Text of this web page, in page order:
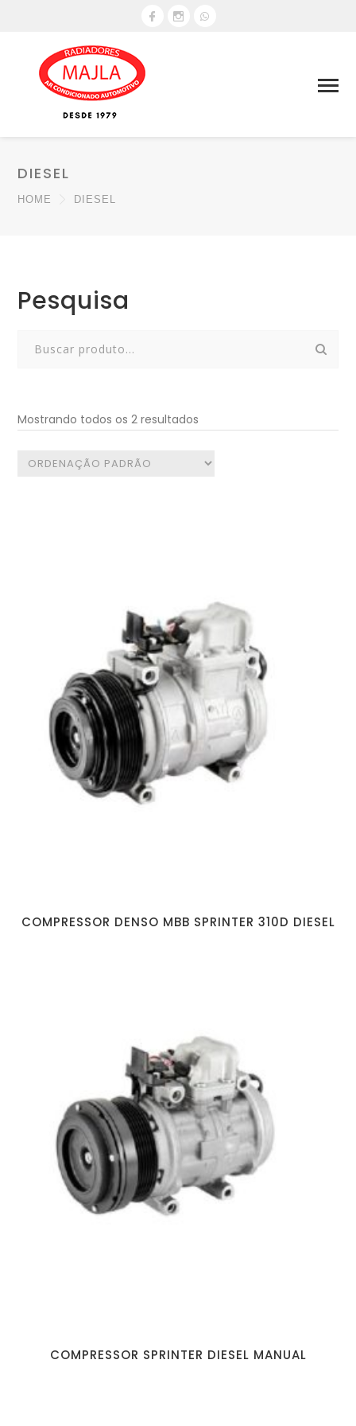
DIESEL
HOME DIESEL
Pesquisa
Mostrando todos os 2 resultados
COMPRESSOR DENSO MBB SPRINTER 310D DIESEL
COMPRESSOR SPRINTER DIESEL MANUAL